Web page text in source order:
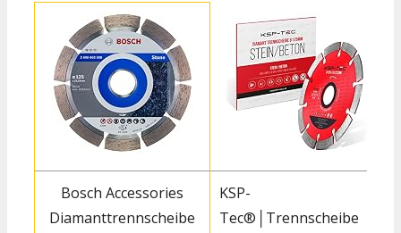
Bosch Accessories
Diamanttrennscheibe
KSP-
Tec®│Trennscheibe